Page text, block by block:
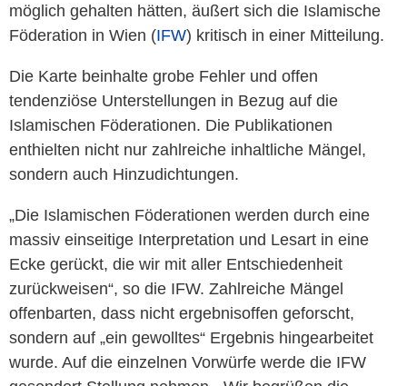
möglich gehalten hätten, äußert sich die Islamische
Föderation in Wien (IFW) kritisch in einer Mitteilung.
Die Karte beinhalte grobe Fehler und offen
tendenziöse Unterstellungen in Bezug auf die
Islamischen Föderationen. Die Publikationen
enthielten nicht nur zahlreiche inhaltliche Mängel,
sondern auch Hinzudichtungen.
„Die Islamischen Föderationen werden durch eine
massiv einseitige Interpretation und Lesart in eine
Ecke gerückt, die wir mit aller Entschiedenheit
zurückweisen“, so die IFW. Zahlreiche Mängel
offenbarten, dass nicht ergebnisoffen geforscht,
sondern auf „ein gewolltes“ Ergebnis hingearbeitet
wurde. Auf die einzelnen Vorwürfe werde die IFW